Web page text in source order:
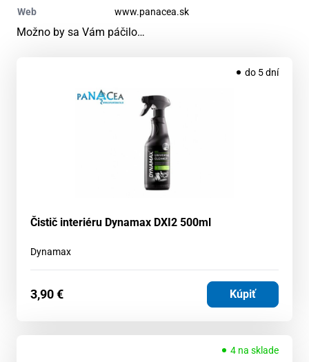
Web www.panacea.sk
Možno by sa Vám páčilo…
do 5 dní
Čistič interiéru Dynamax DXI2 500ml
Dynamax
3,90€ Kúpiť
4 na sklade